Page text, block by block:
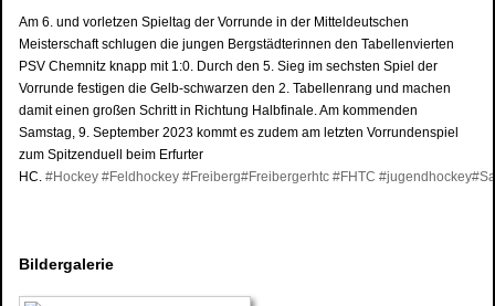
Am 6. und vorletzen Spieltag der Vorrunde in der Mitteldeutschen
Meisterschaft schlugen die jungen Bergstädterinnen den Tabellenvierten
PSV Chemnitz knapp mit 1:0. Durch den 5. Sieg im sechsten Spiel der
Vorrunde festigen die Gelb-schwarzen den 2. Tabellenrang und machen
damit einen großen Schritt in Richtung Halbfinale. Am kommenden
Samstag, 9. September 2023 kommt es zudem am letzten Vorrundenspiel
zum Spitzenduell beim Erfurter
HC. #Hockey #Feldhockey #Freiberg#Freibergerhtc #FHTC #jugendhockey
Bildergalerie